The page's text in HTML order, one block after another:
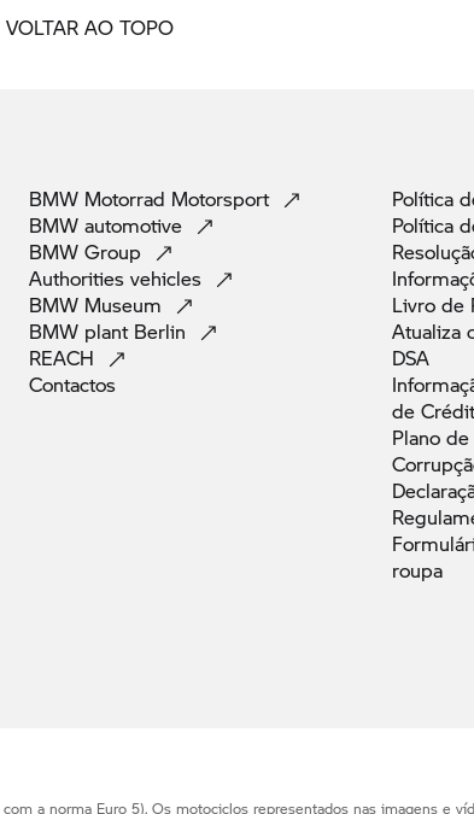
VOLTAR AO TOPO
BMW Motorrad Motorsport
BMW automotive
BMW Group
Authorities vehicles
BMW Museum
BMW plant Berlin
REACH
Contactos
Política
Política
Livro de
Atualiza
DSA
de
Plano
roupa
a norma Euro 5). Os motociclos representados nas imagens e